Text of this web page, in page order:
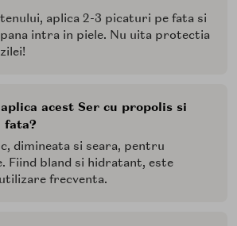
aplica 2-3 picaturi pe fata si
intra in piele. Nu uita protectia
acest Ser cu propolis si
fata?
dimineata si seara, pentru
Fiind bland si hidratant, este
frecventa.